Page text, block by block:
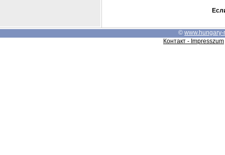
© www.hungary-
Контакт - Impresszum